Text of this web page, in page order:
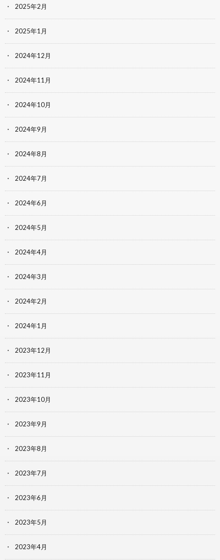
2025年2月
2025年1月
2024年12月
2024年11月
2024年10月
2024年9月
2024年8月
2024年7月
2024年6月
2024年5月
2024年4月
2024年3月
2024年2月
2024年1月
2023年12月
2023年11月
2023年10月
2023年9月
2023年8月
2023年7月
2023年6月
2023年5月
2023年4月